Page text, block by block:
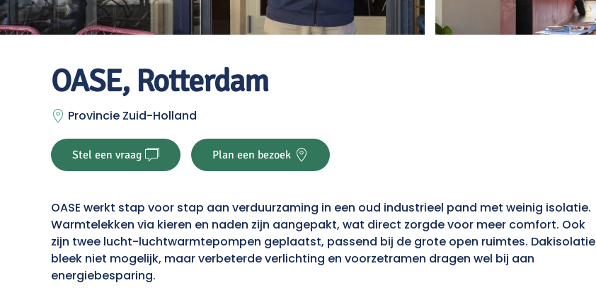
OASE, Rotterdam
Provincie Zuid-Holland
Stel een vraag Plan een bezoek
OASE werkt stap voor stap aan verduurzaming in een oud industrieel pand met weinig isolatie.
Warmtelekken via kieren en naden zijn aangepakt, wat direct zorgde voor meer comfort. Ook
zijn twee lucht-luchtwarmtepompen geplaatst, passend bij de grote open ruimtes. Dakisolatie
bleek niet mogelijk, maar verbeterde verlichting en voorzetramen dragen wel bij aan
energiebesparing.